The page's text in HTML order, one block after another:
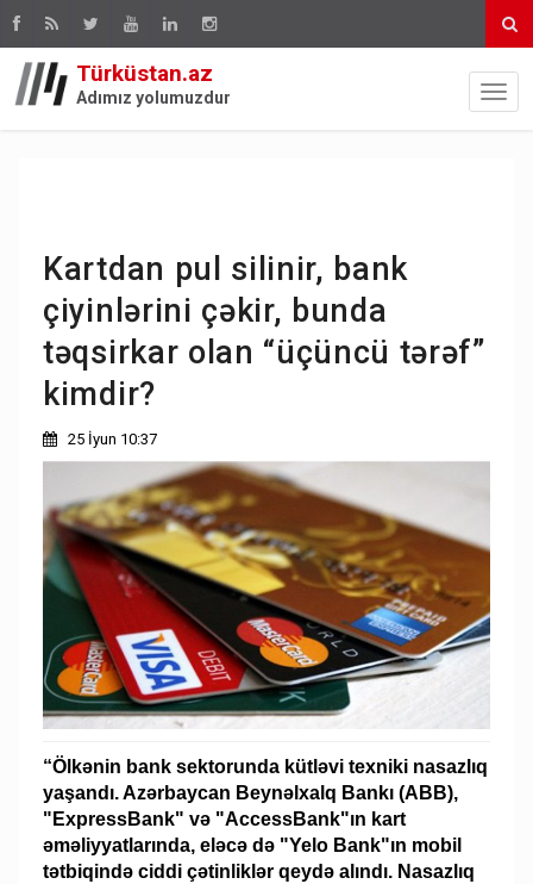
Türküstan.az
Adımız yolumuzdur
Kartdan pul silinir, bank
çiyinlərini çəkir, bunda
təqsirkar olan “üçüncü tərəf”
kimdir?
25 İyun 10:37
“Ölkənin bank sektorunda kütləvi texniki nasazlıq
yaşandı. Azərbaycan Beynəlxalq Bankı (ABB),
"ExpressBank" və "AccessBank"ın kart
əməliyyatlarında, eləcə də "Yelo Bank"ın mobil
tətbiqində ciddi çətinliklər qeydə alındı. Nasazlıq